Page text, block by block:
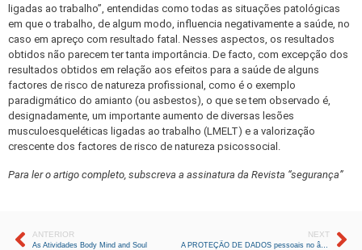
ligadas ao trabalho”, entendidas como todas as situações patológicas
em que o trabalho, de algum modo, influencia negativamente a saúde, no
caso em apreço com resultado fatal. Nesses aspectos, os resultados
obtidos não parecem ter tanta importância. De facto, com excepção dos
resultados obtidos em relação aos efeitos para a saúde de alguns
factores de risco de natureza profissional, como é o exemplo
paradigmático do amianto (ou asbestos), o que se tem observado é,
designadamente, um importante aumento de diversas lesões
musculoesqueléticas ligadas ao trabalho (LMELT) e a valorização
crescente dos factores de risco de natureza psicossocial.
Para ler o artigo completo, subscreva a assinatura da Revista “segurança”
ANTERIOR
As Atividades Body Mind and Soul
NEXT
A PROTEÇÃO DE DADOS pessoais no âmbito da esfera jurídica do Trabalhador – análise do regime jurídico aplicável